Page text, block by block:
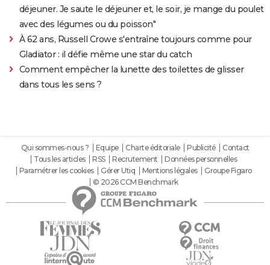
déjeuner. Je saute le déjeuner et, le soir, je mange du poulet
avec des légumes ou du poisson"
À 62 ans, Russell Crowe s'entraîne toujours comme pour
Gladiator : il défie même une star du catch
Comment empêcher la lunette des toilettes de glisser
dans tous les sens ?
Qui sommes-nous ? Equipe Charte éditoriale Publicité
Contact
Tous les articles
RSS Recrutement
Données personnelles
Paramétrer les cookies
Gérer Utiq Mentions légales
Groupe Figaro
© 2026 CCM Benchmark